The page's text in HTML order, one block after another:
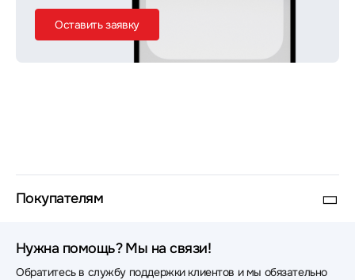
Оставить заявку
Покупателям
Нужна помощь? Мы на связи!
Обратитесь в службу поддержки клиентов и мы обязательно